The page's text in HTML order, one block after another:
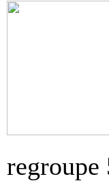
regroupe